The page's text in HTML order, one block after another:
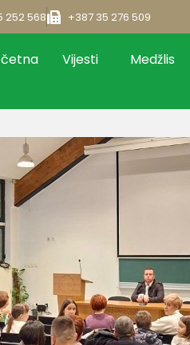
252 568 +387 35 276 509
Vijesti Medžlis